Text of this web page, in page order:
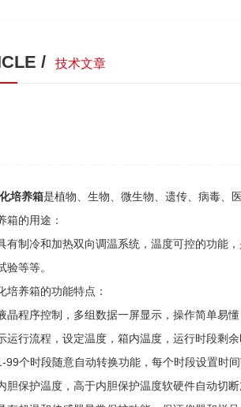
/ 技术文章
培养箱是植物、生物、微生物、遗传、病毒、
的用途：
制冷和加热双向调温系统，温度可控的功能，
验等等。
养箱的功能特点：
程序控制，多组数据一屏显示，操作简单易懂
行流程，设定温度，箱内温度，运行时段剩余
个时段随意自动转换功能，每个时段设置时间
保护温度，高于内胆保护温度软硬件自动切断